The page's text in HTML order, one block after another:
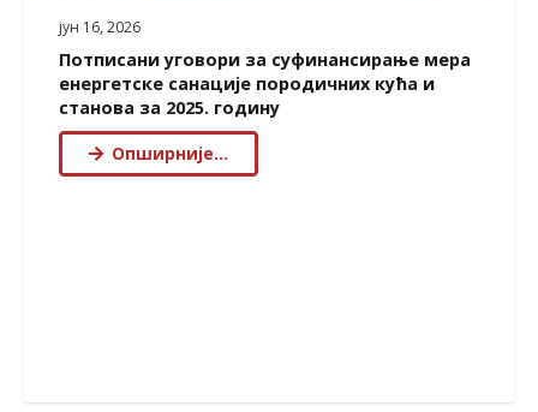
јун 16, 2026
Потписани уговори за суфинансирање мера
енергетске санације породичних кућа и
станова за 2025. годину
Опширније…